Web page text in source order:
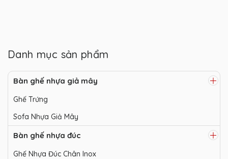
Danh mục sản phẩm
Bàn ghế nhựa giả mây
Ghế Trứng
Sofa Nhựa Giả Mây
Bàn ghế nhựa đúc
Ghế Nhựa Đúc Chân Inox